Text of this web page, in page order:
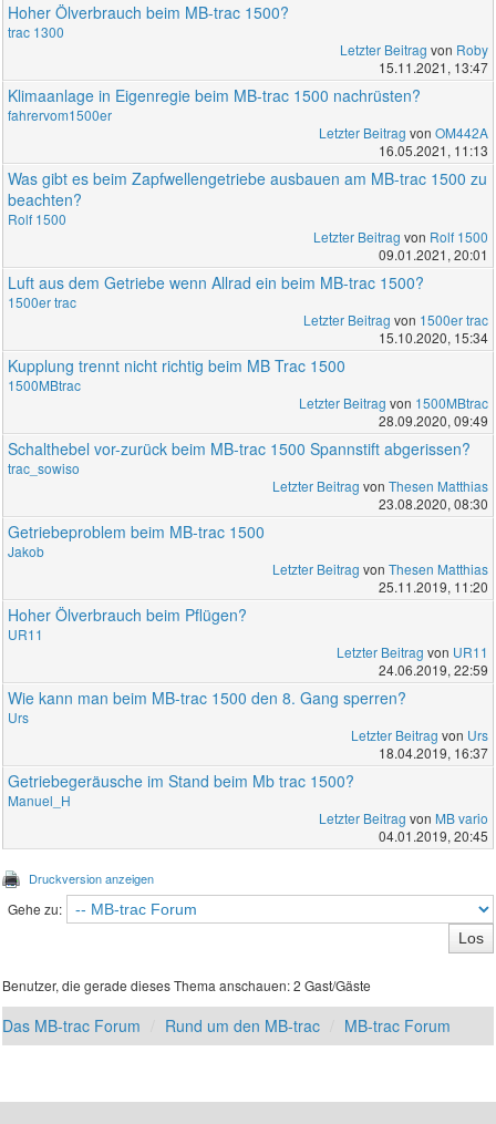
Hoher Ölverbrauch beim MB-trac 1500?
trac 1300
Letzter Beitrag von Roby
15.11.2021, 13:47
Klimaanlage in Eigenregie beim MB-trac 1500 nachrüsten?
fahrervom1500er
Letzter Beitrag von OM442A
16.05.2021, 11:13
Was gibt es beim Zapfwellengetriebe ausbauen am MB-trac 1500 zu
beachten?
Rolf 1500
Letzter Beitrag von Rolf 1500
09.01.2021, 20:01
Luft aus dem Getriebe wenn Allrad ein beim MB-trac 1500?
1500er trac
Letzter Beitrag von 1500er trac
15.10.2020, 15:34
Kupplung trennt nicht richtig beim MB Trac 1500
1500MBtrac
Letzter Beitrag von 1500MBtrac
28.09.2020, 09:49
Schalthebel vor-zurück beim MB-trac 1500 Spannstift abgerissen?
trac_sowiso
Letzter Beitrag von Thesen Matthias
23.08.2020, 08:30
Getriebeproblem beim MB-trac 1500
Jakob
Letzter Beitrag von Thesen Matthias
25.11.2019, 11:20
Hoher Ölverbrauch beim Pflügen?
UR11
Letzter Beitrag von UR11
24.06.2019, 22:59
Wie kann man beim MB-trac 1500 den 8. Gang sperren?
Urs
Letzter Beitrag von Urs
18.04.2019, 16:37
Getriebegeräusche im Stand beim Mb trac 1500?
Manuel_H
Letzter Beitrag von MB vario
04.01.2019, 20:45
Druckversion anzeigen
Gehe zu:
Benutzer, die gerade dieses Thema anschauen: 2 Gast/Gäste
Das MB-trac Forum Rund um den MB-trac MB-trac Forum